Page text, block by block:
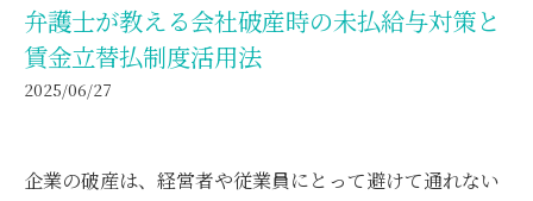
弁護士が教える会社破産時の未払給与対策と
賃金立替払制度活用法
2025/06/27
企業の破産は、経営者や従業員にとって避けて通れない